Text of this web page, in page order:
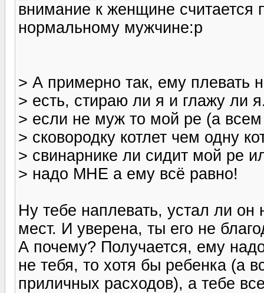
внимание к женщине
нормальному мужчине:p
> А примерно так, ему плевать
> есть, стираю ли я и глажу ли
> если не муж то мой ре (а
> сковородку котлет чем одну
> свинарнике ли сидит мой ре
> надо МНЕ а ему всё равно!
Ну тебе наплевать, устал ли он
мест. И уверена, ты его не
А почему? Получается, ему
не тебя, то хотя бы ребенка (а
приличных расходов), а тебе